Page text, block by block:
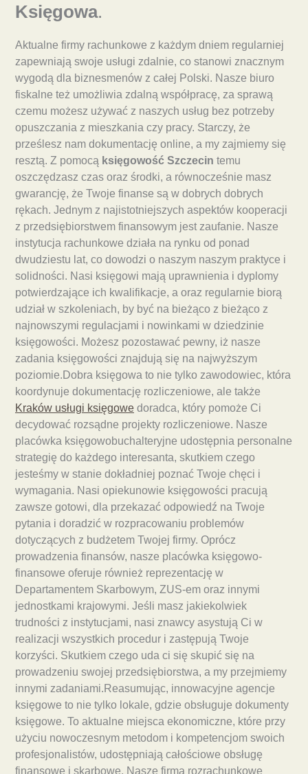
Księgowa.
Aktualne firmy rachunkowe z każdym dniem regularniej
zapewniają swoje usługi zdalnie, co stanowi znacznym
wygodą dla biznesmenów z całej Polski. Nasze biuro
fiskalne też umożliwia zdalną współpracę, za sprawą
czemu możesz używać z naszych usług bez potrzeby
opuszczania z mieszkania czy pracy. Starczy, że
prześlesz nam dokumentację online, a my zajmiemy się
resztą. Z pomocą księgowość Szczecin temu
oszczędzasz czas oraz środki, a równocześnie masz
gwarancję, że Twoje finanse są w dobrych dobrych
rękach. Jednym z najistotniejszych aspektów kooperacji
z przedsiębiorstwem finansowym jest zaufanie. Nasze
instytucja rachunkowe działa na rynku od ponad
dwudziestu lat, co dowodzi o naszym naszym praktyce i
solidności. Nasi księgowi mają uprawnienia i dyplomy
potwierdzające ich kwalifikacje, a oraz regularnie biorą
udział w szkoleniach, by być na bieżąco z bieżąco z
najnowszymi regulacjami i nowinkami w dziedzinie
księgowości. Możesz pozostawać pewny, iż nasze
zadania księgowości znajdują się na najwyższym
poziomie.Dobra księgowa to nie tylko zawodowiec, która
koordynuje dokumentację rozliczeniowe, ale także
Kraków usługi księgowe doradca, który pomoże Ci
decydować rozsądne projekty rozliczeniowe. Nasze
placówka księgowobuchalteryjne udostępnia personalne
strategię do każdego interesanta, skutkiem czego
jesteśmy w stanie dokładniej poznać Twoje chęci i
wymagania. Nasi opiekunowie księgowości pracują
zawsze gotowi, dla przekazać odpowiedź na Twoje
pytania i doradzić w rozpracowaniu problemów
dotyczących z budżetem Twojej firmy. Oprócz
prowadzenia finansów, nasze placówka księgowo-
finansowe oferuje również reprezentację w
Departamentem Skarbowym, ZUS-em oraz innymi
jednostkami krajowymi. Jeśli masz jakiekolwiek
trudności z instytucjami, nasi znawcy asystują Ci w
realizacji wszystkich procedur i zastępują Twoje
korzyści. Skutkiem czego uda ci się skupić się na
prowadzeniu swojej przedsiębiorstwa, a my przejmiemy
innymi zadaniami.Reasumując, innowacyjne agencje
księgowe to nie tylko lokale, gdzie obsługuje dokumenty
księgowe. To aktualne miejsca ekonomiczne, które przy
użyciu nowoczesnym metodom i kompetencjom swoich
profesjonalistów, udostępniają całościowe obsługę
finansowe i skarbowe. Nasze firma rozrachunkowe